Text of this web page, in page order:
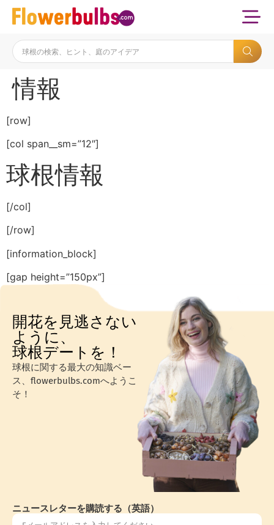
情報
[row]
[col span__sm=”12″]
球根情報
[/col]
[/row]
[information_block]
[gap height=”150px”]
開花を見逃さない
ように、
球根デートを！
球根に関する最大の知識ベー
ス、flowerbulbs.comへようこ
そ！
ニュースレターを購読する（英語）